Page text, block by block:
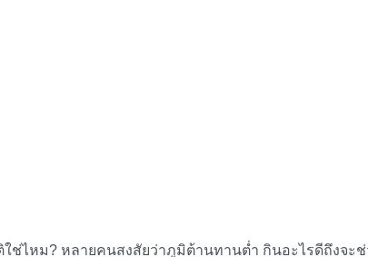
ช่ไหม? หลายคนสงสัยว่าภูมิต้านทานต่ำ กินอะไรดีถึงจะ